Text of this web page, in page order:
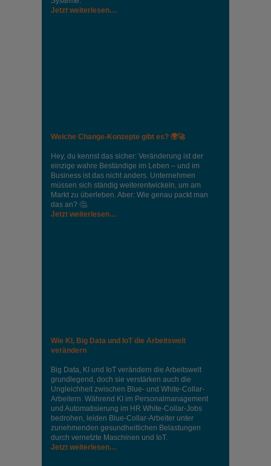
Jetzt weiterlesen…
Welche Change-Konzepte gibt es? 🌍🚀
Hey, du kennst das sicher: Veränderung ist der
einzige wahre Beständige im Leben – und im
Business ist das nicht anders. Unternehmen
müssen sich ständig weiterentwickeln, um am
Markt zu überleben. Aber: Wie genau packt man
das an? 🤔.
Jetzt weiterlesen…
Wie KI, Big Data und IoT die Arbeitswelt
verändern
Big Data, KI und IoT verändern die Arbeitswelt
grundlegend, doch sie verstärken auch die
Ungleichheit zwischen Blue- und White-Collar-
Arbeitern. Während KI im Personalmanagement
und Automatisierung im HR White-Collar-Jobs
bedrohen, leiden Blue-Collar-Arbeiter unter
zunehmenden gesundheitlichen Belastungen
durch vernetzte Maschinen und IoT.
Jetzt weiterlesen…